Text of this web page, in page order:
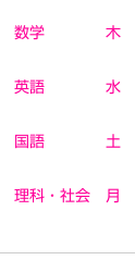
数学 木
英語
水
国語
土
理科・社会
月